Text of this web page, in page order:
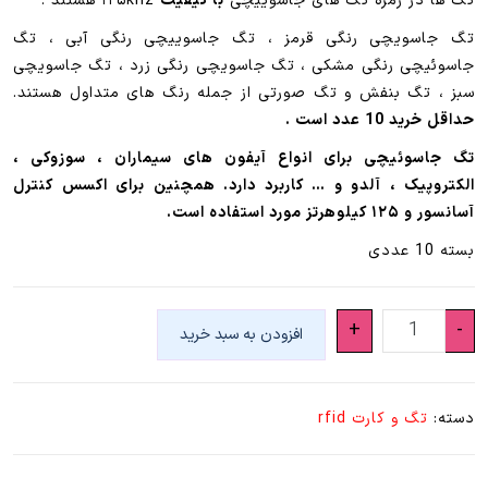
تگ جاسویچی رنگی قرمز ، تگ جاسوییچی رنگی آبی ، تگ
جاسوئیچی رنگی مشکی ، تگ جاسویچی رنگی زرد ، تگ جاسویچی
سبز ، تگ بنفش و تگ صورتی از جمله رنگ های متداول هستند.
حداقل خرید 10 عدد است .
تگ جاسوئیچی برای انواع آیفون های سیماران ، سوزوکی ،
الکتروپیک ، آلدو و … کاربرد دارد. همچنین برای اکسس کنترل
آسانسور و ۱۲۵ کیلوهرتز مورد استفاده است.
بسته 10 عددی
-
جاسوئیچی
+ افزودن به سبد خرید
دسته: تگ و کارت rfid